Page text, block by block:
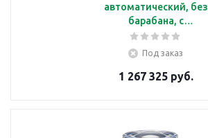
автоматический, без
барабана, с
производительностью
2200 шт/ч, с
пневматической
очисткой струны,
Под заказ
1 267 325 руб.